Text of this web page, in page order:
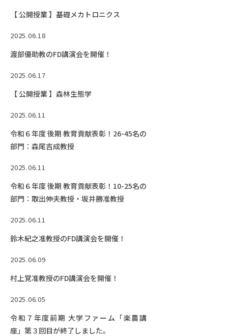
【 公開授業 】基礎メカトロニクス
2025.06.18
渡部優助教のFD講演会を開催！
2025.06.17
【 公開授業 】森林生態学
2025.06.11
令和６年度 後期 教育貢献表彰！26-45名の
部門：森尾吉成教授
2025.06.11
令和６年度 後期 教育貢献表彰！10-25名の
部門：取出伸夫教授・坂井勝准教授
2025.06.11
鈴木紀之准教授のFD講演会を開催！
2025.06.09
村上覚准教授のFD講演会を開催！
2025.06.05
令和７年度前期 大学ファーム「楽農講
座」第３回目が終了しました。